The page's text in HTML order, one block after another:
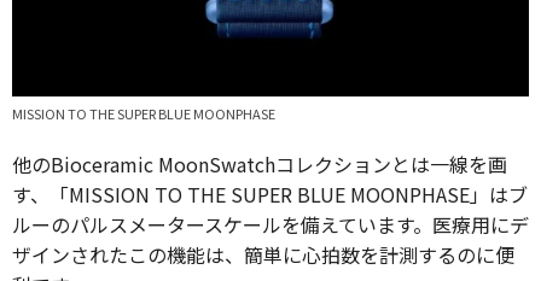
MISSION TO THE SUPER BLUE MOONPHASE
他のBioceramic MoonSwatchコレクションとは一線を画
す、「MISSION TO THE SUPER BLUE MOONPHASE」はブ
ルーのパルスメータースケールを備えています。医療用にデ
ザインされたこの機能は、簡単に心拍数を計測するのに便